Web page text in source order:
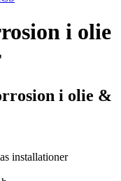
i olie
i olie &
installationer